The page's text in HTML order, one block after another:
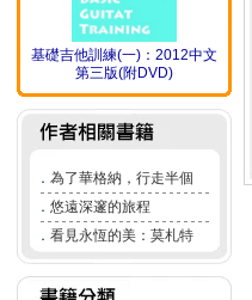
基礎吉他訓練(一)：2012中文
第三版(附DVD)
． 為了華格納，行走半個
． 悠遠深邃的旅程
． 看見永恆的美：莫札特